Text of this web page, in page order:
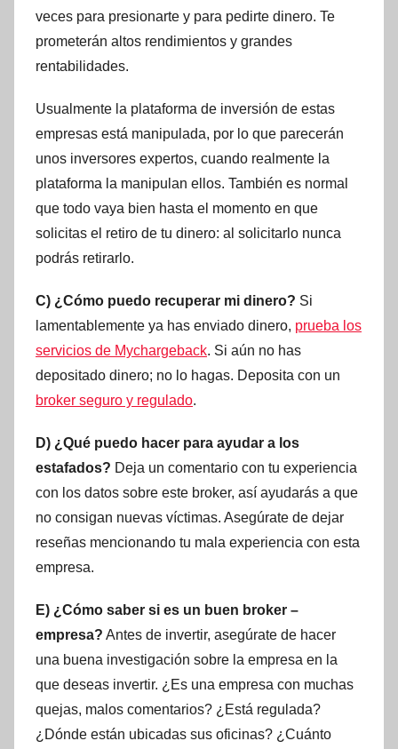
veces para presionarte y para pedirte dinero. Te
prometerán altos rendimientos y grandes
rentabilidades.
Usualmente la plataforma de inversión de estas
empresas está manipulada, por lo que parecerán
unos inversores expertos, cuando realmente la
plataforma la manipulan ellos. También es normal
que todo vaya bien hasta el momento en que
solicitas el retiro de tu dinero: al solicitarlo nunca
podrás retirarlo.
C) ¿Cómo puedo recuperar mi dinero? Si
lamentablemente ya has enviado dinero, prueba los
servicios de Mychargeback. Si aún no has
depositado dinero; no lo hagas. Deposita con un
broker seguro y regulado.
D) ¿Qué puedo hacer para ayudar a los
estafados? Deja un comentario con tu experiencia
con los datos sobre este broker, así ayudarás a que
no consigan nuevas víctimas. Asegúrate de dejar
reseñas mencionando tu mala experiencia con esta
empresa.
E) ¿Cómo saber si es un buen broker –
empresa? Antes de invertir, asegúrate de hacer
una buena investigación sobre la empresa en la
que deseas invertir. ¿Es una empresa con muchas
quejas, malos comentarios? ¿Está regulada?
¿Dónde están ubicadas sus oficinas? ¿Cuánto